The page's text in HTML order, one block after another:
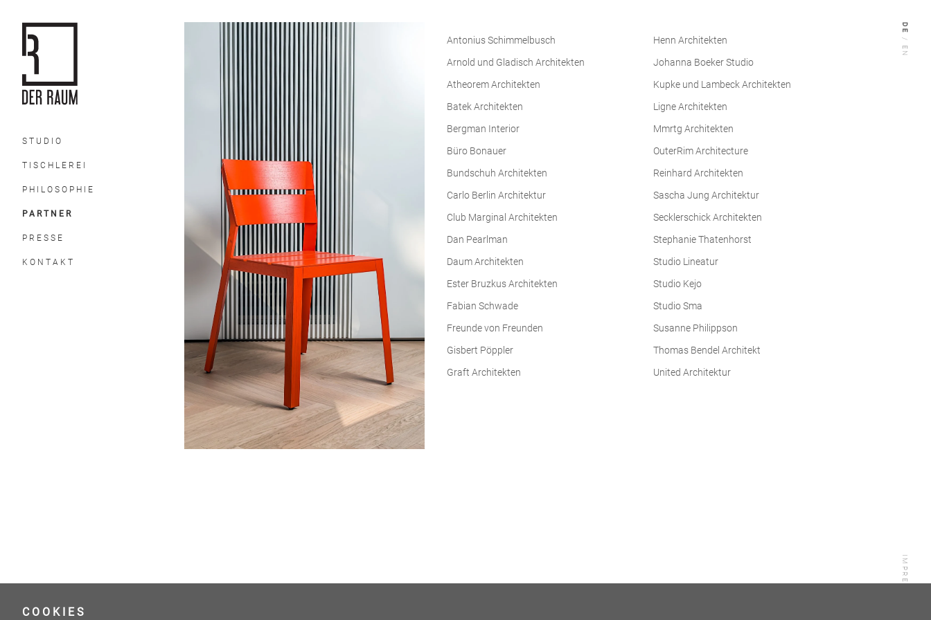
STUDIO
TISCHLEREI
PHILOSOPHIE
PARTNER
PRESSE
KONTAKT
Antonius Schimmelbusch
Arnold und Gladisch Architekten
Atheorem Architekten
Batek Architekten
Bergman Interior
Büro Bonauer
Bundschuh Architekten
Carlo Berlin Architektur
Club Marginal Architekten
Dan Pearlman
Daum Architekten
Ester Bruzkus Architekten
Fabian Schwade
Freunde von Freunden
Gisbert Pöppler
Graft Architekten
Henn Architekten
Johanna Boeker Studio
Kupke und Lambeck Architekten
Ligne Architekten
Mmrtg Architekten
OuterRim Architecture
Reinhard Architekten
Sascha Jung Architektur
Secklerschick Architekten
Stephanie Thatenhorst
Studio Lineatur
Studio Kejo
Studio Sma
Susanne Philippson
Thomas Bendel Architekt
United Architektur
DE
/
EN
IMPRESSUM
COOKIES